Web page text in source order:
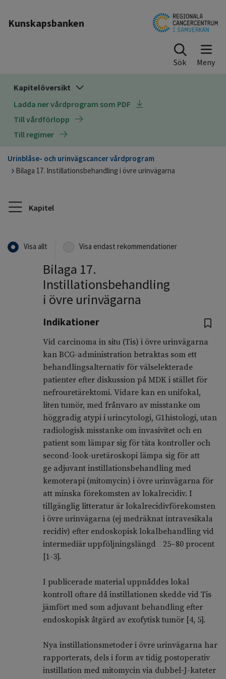
Kunskapsbanken
Sök
Kapitelöversikt
Ladda ner vårdprogram som PDF
Till vårdförlopp
Till regimer
Urinblåse- och urinvägscancer vårdprogram
Bilaga 17. Instillationsbehandling i övre urinvägarna
Kapitel
Visa allt Visa endast rekommendationer
Bilaga 17.
Instillationsbehandling
i övre urinvägarna
Indikationer
Vid carcinoma in situ (Tis) i övre urinvägarna
kan BCG-administration betraktas som ett
behandlingsalternativ för välselekterade
patienter efter diskussion på MDK i stället för
nefrouretärektomi. Vidare kan en unifokal,
liten tumör, med frånvaro av misstanke om
höggradig atypi i urincytologi, G1histologi, utan
radiologisk misstanke om invasivitet och en
patient som lämpar sig för täta kontroller och
second-look-uretäroskopi lämpa sig för att
ge adjuvant instillationsbehandling med
kemoterapi (mitomycin) i övre urinvägarna för
att minska förekomsten av lokalrecidiv. I
tillgänglig litteratur är lokalrecidivförekomsten
i övre urinvägarna (ej medräknat intravesikala
recidiv) efter endoskopisk lokalbehandling vid
intermediär uppföljningslängd 25–80 procent
[1-3].
I publicerade material uppnåddes lokal
kontroll oftare då instillationen skedde vid Tis
jämfört med som adjuvant behandling efter
endoskopisk åtgärd av exofytisk tumör [4, 5].
Nya instillationsmetoder i övre urinvägarna har
rapporterats, dels i form av tidig postoperativ
instillation med mitomycin via dubbel-J-kateter